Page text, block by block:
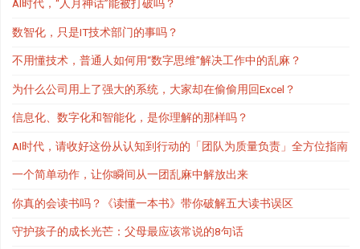
AI时代，“人月神话”能被打破吗？
数智化，只是IT技术部门的事吗？
不用懂技术，普通人如何用“数字思维”解决工作中的乱麻？
为什么公司用上了强大的系统，大家却在偷偷用回Excel？
信息化、数字化和智能化，是你理解的那样吗？
AI时代，请收好这份从认知到行动的「团队为质量负责」全方位指南
一个简单动作，让你瞬间从一团乱麻中解放出来
你真的会读书吗？《读懂一本书》带你破解五大读书误区
守护孩子的成长光芒：父母最应该常说的8句话